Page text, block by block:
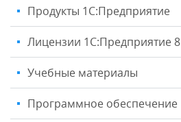
Продукты 1С:Предприятие
Лицензии 1С:Предприятие 8
Учебные материалы
Программное обеспечение